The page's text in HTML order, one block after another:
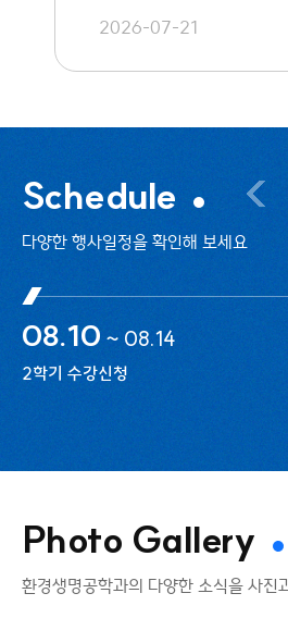
2026-07-21
Schedule
다양한 행사일정을 확인해 보세요
08.10 ~ 08.14
2학기 수강신청
Photo Gallery
환경생명공학과의 다양한 소식을 사진